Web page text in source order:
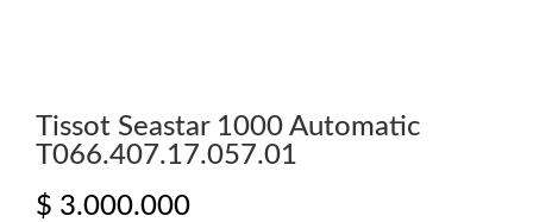
Tissot Seastar 1000 Automatic
T066.407.17.057.01
$ 3.000.000